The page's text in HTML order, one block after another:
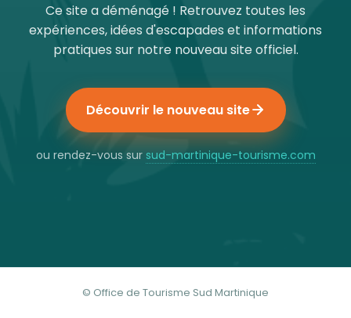
Ce site a déménagé ! Retrouvez toutes les
expériences, idées d'escapades et informations
pratiques sur notre nouveau site officiel.
Découvrir le nouveau site
ou rendez-vous sur sud-martinique-tourisme.com
© Office de Tourisme Sud Martinique